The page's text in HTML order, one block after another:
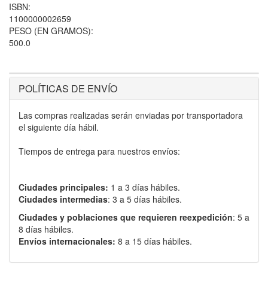
ISBN:
1100000002659
PESO (EN GRAMOS):
500.0
POLÍTICAS DE ENVÍO
Las compras realizadas serán enviadas por transportadora
el siguiente día hábil.
Tiempos de entrega para nuestros envíos:
Ciudades principales: 1 a 3 días hábiles.
Ciudades intermedias: 3 a 5 días hábiles.
Ciudades y poblaciones que requieren reexpedición: 5 a
8 días hábiles.
Envíos internacionales: 8 a 15 días hábiles.